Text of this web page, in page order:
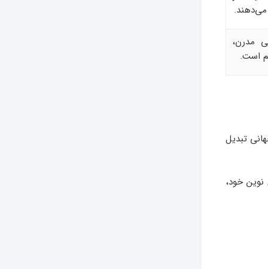
می‌دهند.
مدرن،
است.
تبدیل
خود،